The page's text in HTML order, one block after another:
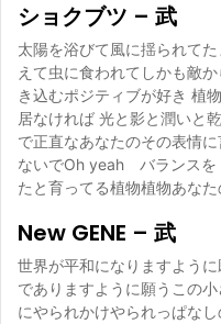
ショクブツ – 武
太陽を浴びて風に揺られて
えて虫に食われてしかも敵
き込むポジティブが好き 植
居なければ 光と影と潤いと
で正直なあなたのその表情
ないでOh yeah バランスを
たと育ってる植物植物あな
New GENE – 武
世界が平和になりますよう
でありますように願うこの
にやられかけやられっぱな